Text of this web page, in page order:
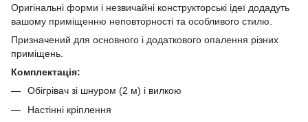
Оригінальні форми і незвичайні конструкторські ідеї додадуть
вашому приміщенню неповторності та особливого стилю.
Призначений для основного і додаткового опалення різних
приміщень.
Комплектація:
Обігрівач зі шнуром (2 м) і вилкою
Настінні кріплення